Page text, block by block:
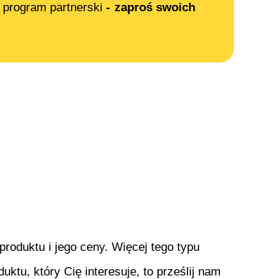
program partnerski- zaproś swoich
i jego ceny. Więcej tego typu
który Cię interesuje, to prześlij nam